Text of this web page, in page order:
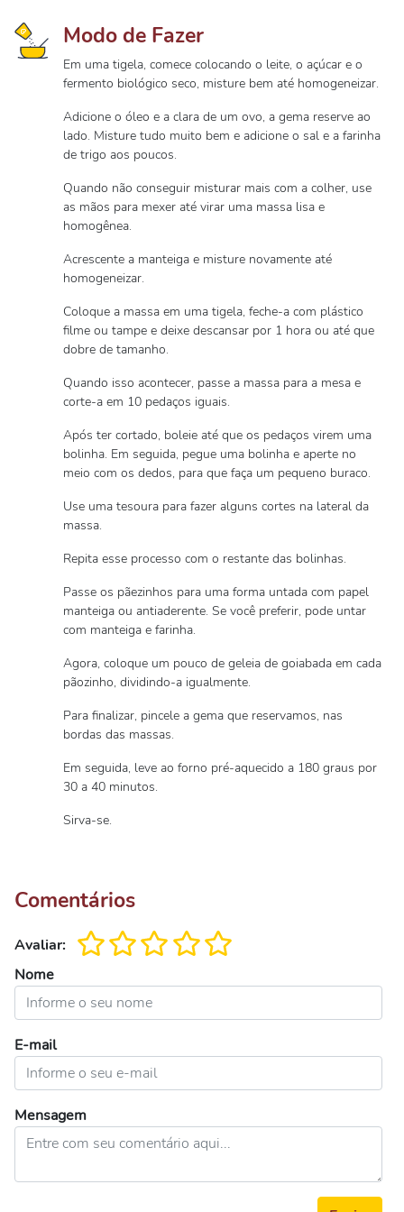
Modo de Fazer
Em uma tigela, comece colocando o leite, o açúcar e o
fermento biológico seco, misture bem até homogeneizar.
Adicione o óleo e a clara de um ovo, a gema reserve ao
lado. Misture tudo muito bem e adicione o sal e a farinha
de trigo aos poucos.
Quando não conseguir misturar mais com a colher, use
as mãos para mexer até virar uma massa lisa e
homogênea.
Acrescente a manteiga e misture novamente até
homogeneizar.
Coloque a massa em uma tigela, feche-a com plástico
filme ou tampe e deixe descansar por 1 hora ou até que
dobre de tamanho.
Quando isso acontecer, passe a massa para a mesa e
corte-a em 10 pedaços iguais.
Após ter cortado, boleie até que os pedaços virem uma
bolinha. Em seguida, pegue uma bolinha e aperte no
meio com os dedos, para que faça um pequeno buraco.
Use uma tesoura para fazer alguns cortes na lateral da
massa.
Repita esse processo com o restante das bolinhas.
Passe os pãezinhos para uma forma untada com papel
manteiga ou antiaderente. Se você preferir, pode untar
com manteiga e farinha.
Agora, coloque um pouco de geleia de goiabada em cada
pãozinho, dividindo-a igualmente.
Para finalizar, pincele a gema que reservamos, nas
bordas das massas.
Em seguida, leve ao forno pré-aquecido a 180 graus por
30 a 40 minutos.
Sirva-se.
Comentários
Avaliar:
Nome
E-mail
Mensagem